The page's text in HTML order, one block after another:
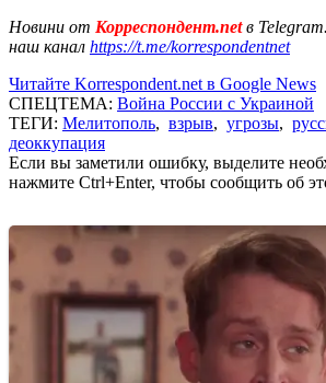
Новини от Корреспондент.netв
наш канал https://t.me/korrespondentnet
Читайте Korrespondent.net в Google News
СПЕЦТЕМА: Война России с Украиной
ТЕГИ: Мелитополь, взрыв, угрозы,
деоккупация
Если вы заметили ошибку, выделите
нажмите Ctrl+Enter, чтобы сообщить об